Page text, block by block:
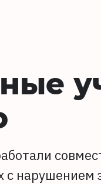
с нарушением